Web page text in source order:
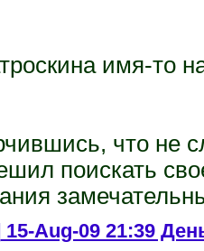
имя-то
что не
поискать
15-Aug-09 21:39